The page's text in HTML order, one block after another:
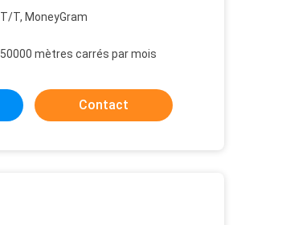
T/T, MoneyGram
50000 mètres carrés par mois
Contact